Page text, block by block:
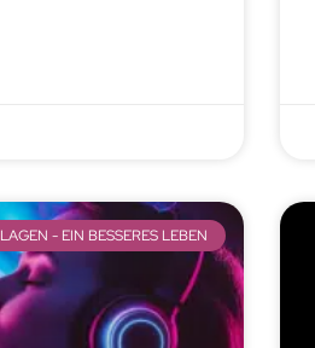
- EIN BESSERES LEBEN